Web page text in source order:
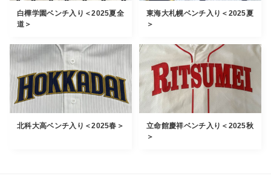
白樺学園ベンチ入り＜2025夏全
道＞
東海大札幌ベンチ入り＜2025夏
＞
北科大高ベンチ入り＜2025春＞
立命館慶祥ベンチ入り＜2025秋
＞